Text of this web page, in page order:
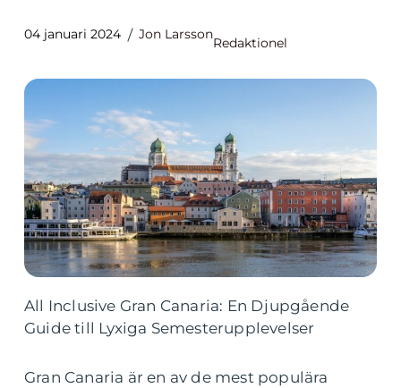
04 januari 2024 Jon Larsson
Redaktionel
All Inclusive Gran Canaria: En Djupgående
Guide till Lyxiga Semesterupplevelser
Gran Canaria är en av de mest populära